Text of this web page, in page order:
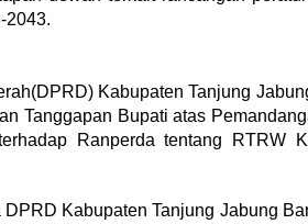
2043.
Kabupaten Tanjung
Tanggapan Bupati atas
Ranperda tentang RTRW
Kabupaten Tanjung Jabung